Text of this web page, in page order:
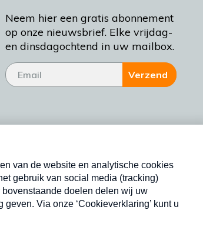
Neem hier een gratis abonnement
op onze nieuwsbrief. Elke vrijdag-
en dinsdagochtend in uw mailbox.
Verzend
een gratis abonnement op onze